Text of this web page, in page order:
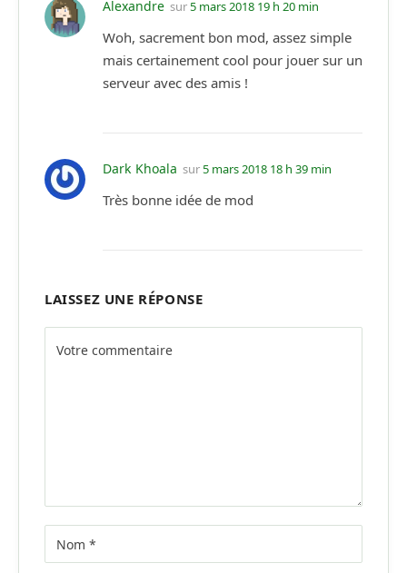
Alexandre sur5 mars 2018 19 h 20 min
Woh, sacrement bon mod, assez simple
mais certainement cool pour jouer sur un
serveur avec des amis !
Dark Khoala sur5 mars 2018 18 h 39 min
Très bonne idée de mod
LAISSEZ UNE RÉPONSE